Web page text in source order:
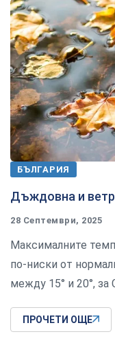
БЪЛГАРИЯ
Дъждовна и
28 Септември, 2025
Максималните
по-ниски от
между 15° и 20°, за
ПРОЧЕТИ ОЩЕ